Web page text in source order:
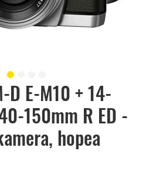
D E-M10 + 14-
150mm R ED -
hopea